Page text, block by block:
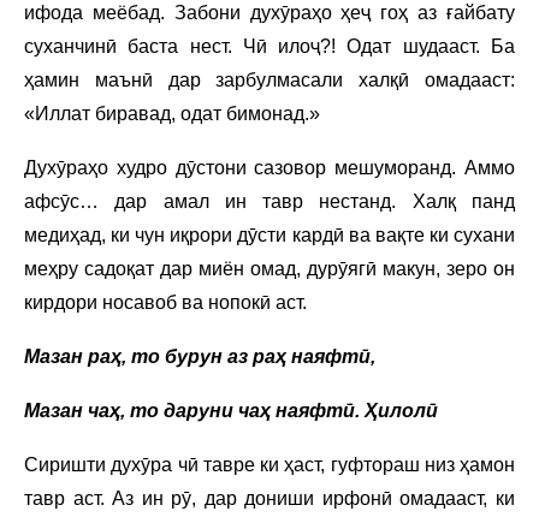
ифода меёбад. Забони духӯраҳо ҳеҷ гоҳ аз ғайбату
суханчинӣ баста нест. Чӣ илоҷ?! Одат шудааст. Ба
ҳамин маънӣ дар зарбулмасали халқӣ омадааст:
«Иллат биравад, одат бимонад.»
Духӯраҳо худро дӯстони сазовор мешуморанд. Аммо
афсӯс… дар амал ин тавр нестанд. Халқ панд
медиҳад, ки чун иқрори дӯсти кардӣ ва вақте ки сухани
меҳру садоқат дар миён омад, дурӯягӣ макун, зеро он
кирдори носавоб ва нопокӣ аст.
Мазан раҳ, то бурун аз раҳ наяфтӣ,
Мазан чаҳ, то даруни чаҳ наяфтӣ. Ҳилолӣ
Сиришти духӯра чӣ тавре ки ҳаст, гуфтораш низ ҳамон
тавр аст. Аз ин рӯ, дар дониши ирфонӣ омадааст, ки